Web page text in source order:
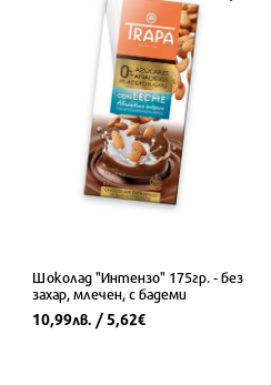
Шоколад "Интензо" 175гр. - без
захар, млечен, с бадеми
10,99лв. / 5,62€